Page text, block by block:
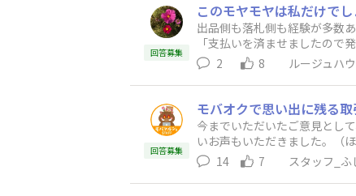
回答募集
このモヤモヤは私だけでし
出品側も落札側も経験が多数あります。 そ
「支払いを済ませましたので発送してください」 購入側の時 「発送しましたので、到着
すが 支払いされたら、発送するのは当然です
り通知ができるように到着を気にして
れてではなく、何気に送られ
がきた時は「宅配ボックスを
ております。 評価の内容で「到着してるのに受け取りが遅いかった」という悪評価を何度か見かけた事もあり 一度だけですが「商品到着してま
すよー」とコメントがきた事
たま家族がいましたので開封し
は「こんにちは」と同じ感覚
2 8 ルージュハ
回答募集
モバオクで思い出に残る取
今までいただいたご意見とし
いお声もいただきました。（ほんの一部のご紹介となりますが…
たです。 「落札されたCDが
いる取引を教えてください。
14 7 スタッフ_ふ